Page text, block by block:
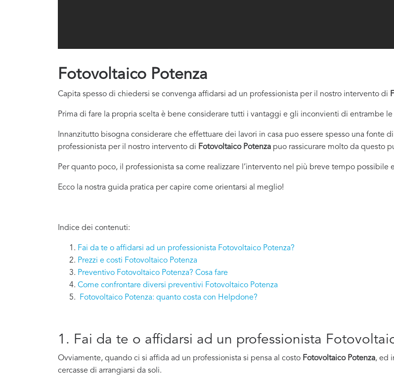
Fotovoltaico Potenza
Capita spesso di chiedersi se convenga affidarsi ad un professionista per il nostro intervento di
Prima di fare la propria scelta è bene considerare tutti i vantaggi e gli inconvienti di entrambe
Innanzitutto bisogna considerare che effettuare dei lavori in casa puo essere spesso una fonte
professionista per il nostro intervento di Fotovoltaico Potenza puo rassicurare molto da questo
Per quanto poco, il professionista sa come realizzare l’intervento nel più breve tempo possibile
Ecco la nostra guida pratica per capire come orientarsi al meglio!
Indice dei contenuti:
Fai da te o affidarsi ad un professionista Fotovoltaico Potenza?
Prezzi e costi Fotovoltaico Potenza
Preventivo Fotovoltaico Potenza? Cosa fare
Come confrontare diversi preventivi Fotovoltaico Potenza
Fotovoltaico Potenza: quanto costa con Helpdone?
1. Fai da te o affidarsi ad un professionista
Ovviamente, quando ci si affida ad un professionista si pensa al costo Fotovoltaico Potenza, ed
cercasse di arrangiarsi da soli.